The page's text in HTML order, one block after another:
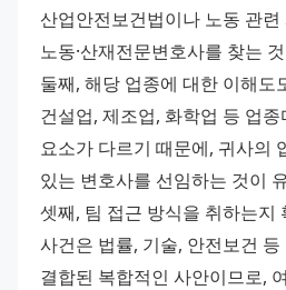
산업안전보건법이나 노동 관
노동·산재전문변호사를 찾는
둘째, 해당 업종에 대한 이해도
건설업, 제조업, 화학업 등 업
요소가 다르기 때문에, 귀사의
있는 변호사를 선임하는 것이
셋째, 팀 접근 방식을 취하는지
사건은 법률, 기술, 안전보건
결합된 복합적인 사안이므로,